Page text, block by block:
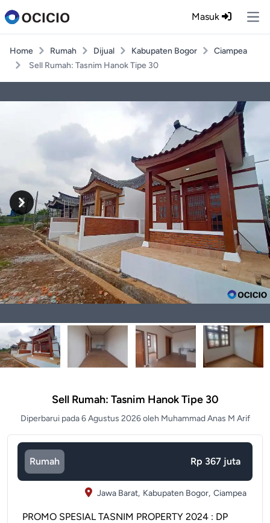
Masuk
Home Rumah Dijual Kabupaten Bogor
Ciampea
Sell Rumah: Tasnim Hanok Tipe 30
Previous
Next
Sell Rumah: Tasnim Hanok Tipe 30
Diperbarui pada 6 Agustus 2026 oleh Muhammad Anas M Arif
Rumah Rp 367 juta
Jawa Barat, Kabupaten Bogor, Ciampea
PROMO SPESIAL TASNIM PROPERTY 2024 : DP